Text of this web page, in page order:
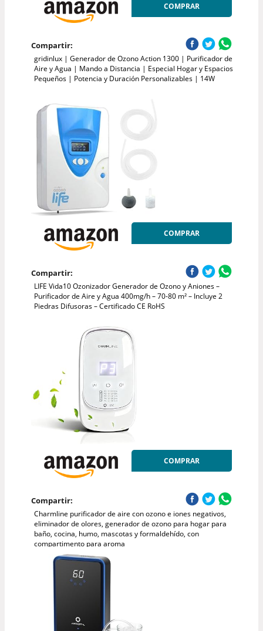
COMPRAR
Compartir:
gridinlux | Generador de Ozono Action 1300 | Purificador de
Aire y Agua | Mando a Distancia | Especial Hogar y Espacios
Pequeños | Potencia y Duración Personalizables | 14W
COMPRAR
Compartir:
LIFE Vida10 Ozonizador Generador de Ozono y Aniones –
Purificador de Aire y Agua 400mg/h – 70-80 m² – Incluye 2
Piedras Difusoras – Certificado CE RoHS
COMPRAR
Compartir:
Charmline purificador de aire con ozono e iones negativos,
eliminador de olores, generador de ozono para hogar para
baño, cocina, humo, mascotas y formaldehído, con
compartimento para aroma